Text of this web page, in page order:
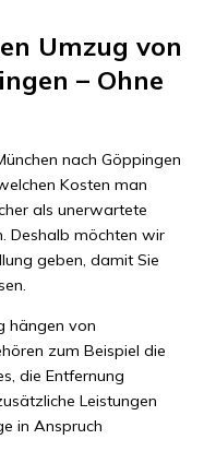
Umzug von
– Ohne
nach Göppingen
Kosten man
als unerwartete
Deshalb möchten wir
geben, damit Sie
hängen von
zum Beispiel die
die Entfernung
Leistungen
in Anspruch